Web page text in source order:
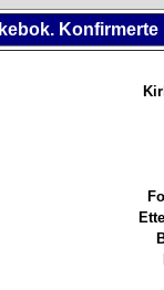
Konfirmerte